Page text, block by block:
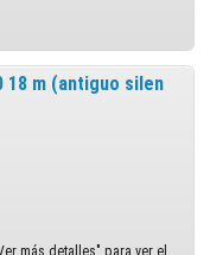
18 m (antiguo silen